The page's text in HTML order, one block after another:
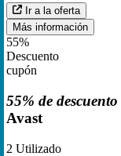
Ir a la oferta
Más información
55%
Descuento
cupón
55% de descuento
Avast
2 Utilizado